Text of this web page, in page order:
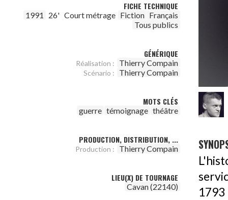
FICHE TECHNIQUE
1991 26' Court métrage Fiction Français
Tous publics
GÉNÉRIQUE
Réalisation : Thierry Compain
Scénario : Thierry Compain
MOTS CLÉS
guerre témoignage théâtre
PRODUCTION, DISTRIBUTION, ...
Production : Thierry Compain
LIEU(X) DE TOURNAGE
Cavan (22140)